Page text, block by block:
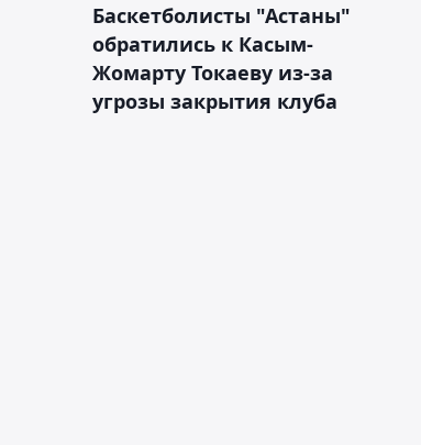
Баскетболисты "Астаны"
обратились к Касым-
Жомарту Токаеву из-за
угрозы закрытия клуба